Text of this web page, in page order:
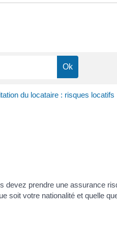
du locataire : risques locatifs
prendre une assurance
votre nationalité et quelle